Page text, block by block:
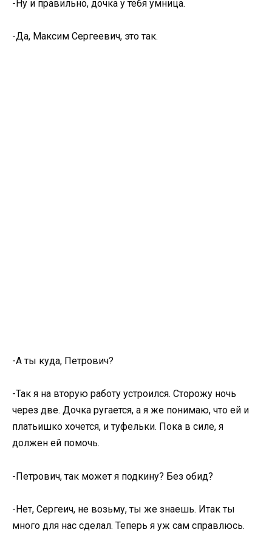
-Ну и правильно, дочка у тебя умница.
-Да, Максим Сергеевич, это так.
-А ты куда, Петрович?
-Так я на вторую работу устроился. Сторожу ночь
через две. Дочка ругается, а я же понимаю, что ей и
платьишко хочется, и туфельки. Пока в силе, я
должен ей помочь.
-Петрович, так может я подкину? Без обид?
-Нет, Сергеич, не возьму, ты же знаешь. Итак ты
много для нас сделал. Теперь я уж сам справлюсь.